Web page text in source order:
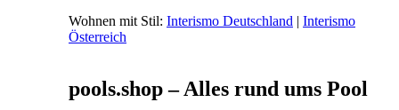
Wohnen mit Stil: Interismo Deutschland | Interismo
Österreich
pools.shop – Alles rund ums Pool